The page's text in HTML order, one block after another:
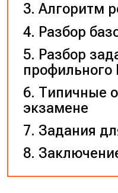
Алгоритм
Разбор
Разбор
профильного
Типичные
экзамене
Задания